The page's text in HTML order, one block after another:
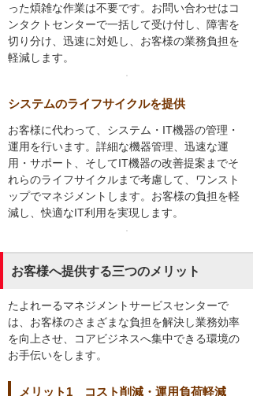
った煩雑な作業は不要です。お問い合わせはコ
ンタクトセンターで一括して受け付し、障害を
切り分け、迅速に対処し、お客様の業務負担を
軽減します。
システムのライフサイクルを提供
お客様に代わって、システム・IT機器の管理・
運用を行います。詳細な機器管理、迅速な運
用・サポート、そしてIT機器の改善提案までそ
れらのライフサイクルまで考慮して、ワンスト
ップでマネジメントします。お客様の負担を軽
減し、快適なIT利用を実現します。
お客様へ提供する三つのメリット
たよれーるマネジメントサービスセンターで
は、お客様のさまざまな負担を解決し業務効率
を向上させ、コアビジネスへ集中できる環境の
お手伝いをします。
メリット1 コスト削減・運用負荷軽減